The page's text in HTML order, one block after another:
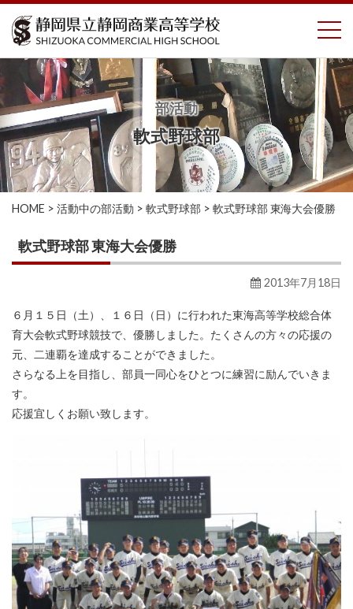
コ
ツ
へ
ス
キ
ッ
プ
部活動
軟式野球部
HOME > 活動中の部活動 > 軟式野球部 > 軟式野球部 東海大会優勝
軟式野球部 東海大会優勝
2013年7月18日
６月１５日（土）、１６日（日）に行われた東海高等学校総合体
育大会軟式野球競技で、優勝しました。たくさんの方々の応援の
元、二連覇を達成することができました。
さらなる上を目指し、部員一同心をひとつに練習に励んでいきま
す。
応援宜しくお願い致します。